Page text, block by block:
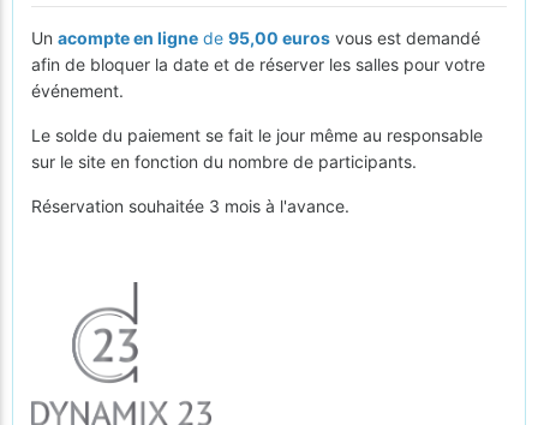
Un acompte en ligne de 95,00 euros vous est demandé
afin de bloquer la date et de réserver les salles pour votre
événement.
Le solde du paiement se fait le jour même au responsable
sur le site en fonction du nombre de participants.
Réservation souhaitée 3 mois à l'avance.